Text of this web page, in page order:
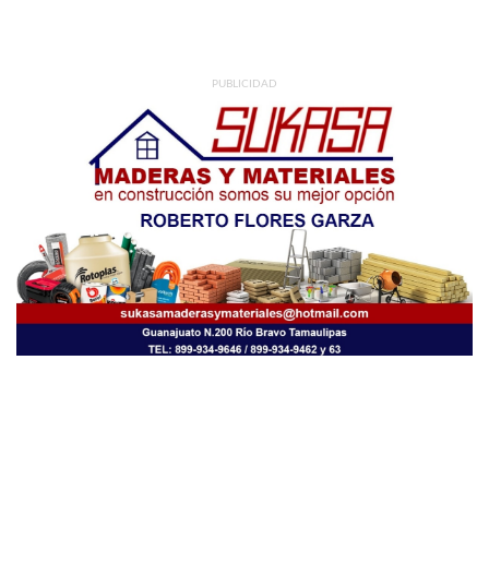
PUBLICIDAD